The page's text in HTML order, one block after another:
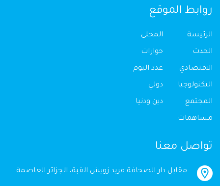
روابط الموقع
الرئيسة
الحدث
الاقتصادي
التكنولوجيا
المجتمع
مساهمات
المحلي
حوارات
عدد اليوم
دولي
دين ودنيا
تواصل معنا
مقابل دار الصحافة فريد زويش القبة، الجزائر العاصمة